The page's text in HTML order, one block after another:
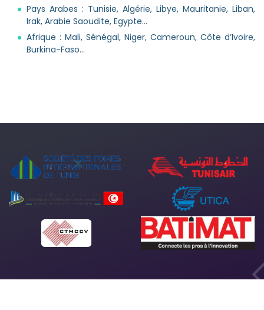
Pays Arabes : Tunisie, Algérie, Libye, Mauritanie, Liban,
Irak, Arabie Saoudite, Egypte…
Afrique : Mali, Sénégal, Niger, Cameroun, Côte d’Ivoire,
Burkina-Faso…